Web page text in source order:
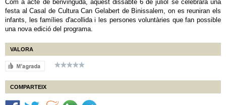
Com a acte de benvinguda, aquest dissabte 6 de juliol se celebrarà una
festa al Casal de Cultura Can Gelabert de Binissalem, on es reuniran els
infants, les famílies d'acollida i les persones voluntàries que fan possible
una nova edició del programa.
VALORA
COMPARTEIX